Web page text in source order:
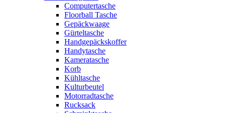
Computertasche
Floorball Tasche
Gepäckwaage
Gürteltasche
Handgepäckskoffer
Handytasche
Kameratasche
Korb
Kühltasche
Kulturbeutel
Motorradtasche
Rucksack